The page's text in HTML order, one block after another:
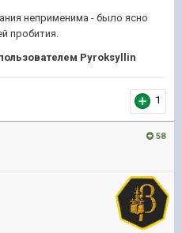
неприменима - было ясно
пробития.
Pyroksyllin
1
58